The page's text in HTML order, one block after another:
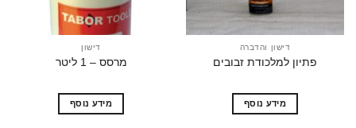
דישון והדברה
פתיון למלכודת זבובים
מידע נוסף
מרסס – 1 ליטר
מידע נוסף